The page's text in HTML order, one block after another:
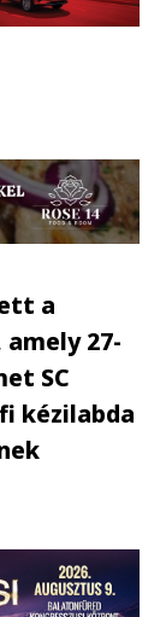
a
27-
SC
kézilabda